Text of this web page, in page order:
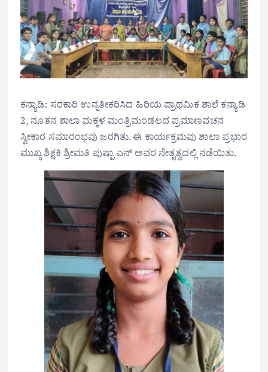
ಕನ್ಯಾಡಿ: ಸರಕಾರಿ ಉನ್ನತೀಕರಿಸಿದ ಹಿರಿಯ ಪ್ರಾಥಮಿಕ ಶಾಲೆ ಕನ್ಯಾಡಿ
2, ನೂತನ ಶಾಲಾ ಮಕ್ಕಳ ಮಂತ್ರಿಮಂಡಲದ ಪ್ರಮಾಣವಚನ
ಸ್ವೀಕಾರ ಸಮಾರಂಭವು ಜರಗಿತು. ಈ ಕಾರ್ಯಕ್ರಮವು ಶಾಲಾ ಪ್ರಭಾರ
ಮುಖ್ಯ ಶಿಕ್ಷಕಿ ಶ್ರೀಮತಿ ಪುಷ್ಪಾ ಎನ್ ಅವರ ನೇತೃತ್ವದಲ್ಲಿ ನಡೆಯಿತು.